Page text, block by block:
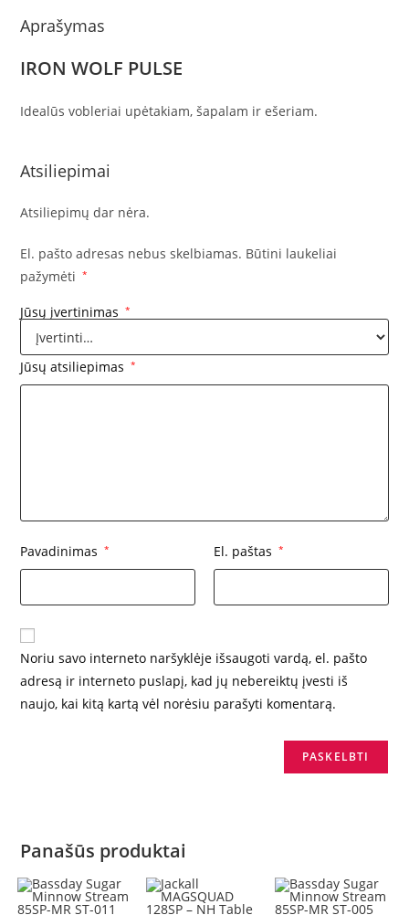
Aprašymas
IRON WOLF PULSE
Idealūs vobleriai upėtakiam, šapalam ir ešeriam.
Atsiliepimai
Atsiliepimų dar nėra.
El. pašto adresas nebus skelbiamas. Būtini laukeliai
pažymėti
*
Jūsų įvertinimas *
Jūsų atsiliepimas *
Pavadinimas * El. paštas *
Noriu savo interneto naršyklėje išsaugoti vardą, el. pašto
adresą ir interneto puslapį, kad jų nebereiktų įvesti iš
naujo, kai kitą kartą vėl norėsiu parašyti komentarą.
Panašūs produktai